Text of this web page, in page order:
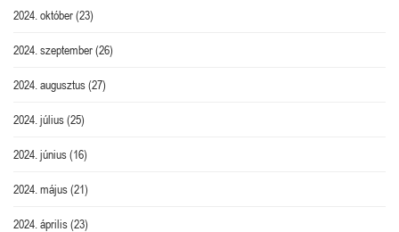
2024. október(23)
2024. szeptember(26)
2024. augusztus(27)
2024. július(25)
2024. június(16)
2024. május(21)
2024. április(23)